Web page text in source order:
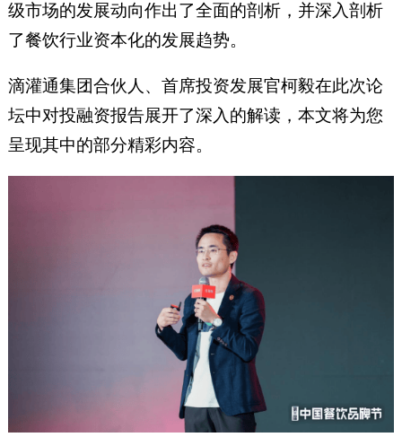
级市场的发展动向作出了全面的剖析，并深入剖析
了餐饮行业资本化的发展趋势。
滴灌通集团合伙人、首席投资发展官柯毅在此次论
坛中对投融资报告展开了深入的解读，本文将为您
呈现其中的部分精彩内容。